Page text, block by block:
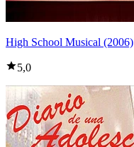
High School Musical (2006)
5,0